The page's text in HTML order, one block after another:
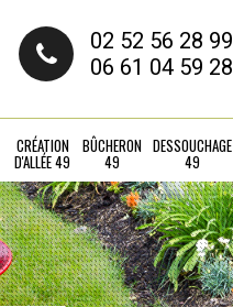
02 52 56 28 99
06 61 04 59 28
CRÉATION
D'ALLÉE 49
BÛCHERON
49
DESSOUCHAGE
49